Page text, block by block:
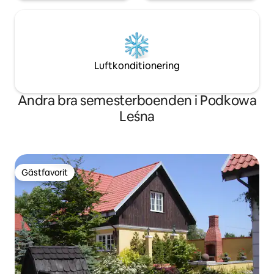
Luftkonditionering
Andra bra semesterboenden i Podkowa
Leśna
Gästfavorit
Gästfavorit